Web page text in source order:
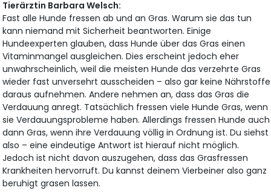
Tierärztin Barbara Welsch:
Fast alle Hunde fressen ab und an Gras. Warum sie das tun
kann niemand mit Sicherheit beantworten. Einige
Hundeexperten glauben, dass Hunde über das Gras einen
Vitaminmangel ausgleichen. Dies erscheint jedoch eher
unwahrscheinlich, weil die meisten Hunde das verzehrte Gras
wieder fast unversehrt ausscheiden – also gar keine Nährstoffe
daraus aufnehmen. Andere nehmen an, dass das Gras die
Verdauung anregt. Tatsächlich fressen viele Hunde Gras, wenn
sie Verdauungsprobleme haben. Allerdings fressen Hunde auch
dann Gras, wenn ihre Verdauung völlig in Ordnung ist. Du siehst
also – eine eindeutige Antwort ist hierauf nicht möglich.
Jedoch ist nicht davon auszugehen, dass das Grasfressen
Krankheiten hervorruft. Du kannst deinem Vierbeiner also ganz
beruhigt grasen lassen.